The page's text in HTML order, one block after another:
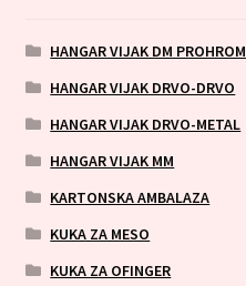
HANGAR VIJAK DM PROHROM
HANGAR VIJAK DRVO-DRVO
HANGAR VIJAK DRVO-METAL
HANGAR VIJAK MM
KARTONSKA AMBALAZA
KUKA ZA MESO
KUKA ZA OFINGER